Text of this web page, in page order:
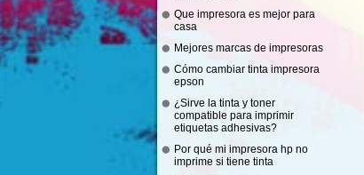
Que impresora es mejor para
casa
Mejores marcas de impresoras
Cómo cambiar tinta impresora
epson
¿Sirve la tinta y toner
compatible para imprimir
etiquetas adhesivas?
Por qué mi impresora hp no
imprime si tiene tinta